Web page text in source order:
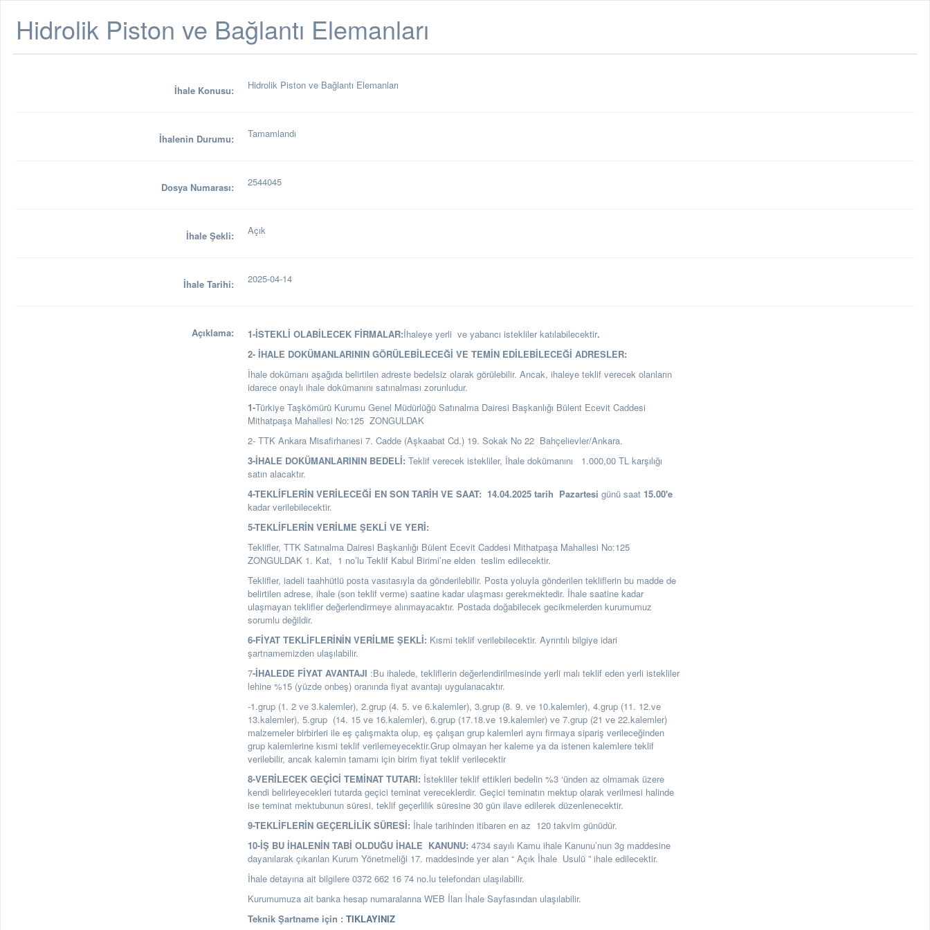
Hidrolik Piston ve Bağlantı Elemanları
İhale Konusu: Hidrolik Piston ve Bağlantı Elemanları
İhalenin Durumu: Tamamlandı
Dosya Numarası: 2544045
İhale Şekli: Açık
İhale Tarihi: 2025-04-14
Açıklama: 1-İSTEKLİ OLABİLECEK FİRMALAR:İhaleye yerli ve yabancı istekliler katılabilecektir.
2- İHALE DOKÜMANLARININ GÖRÜLEBİLECEĞİ VE TEMİN EDİLEBİLECEĞİ ADRESLER:
İhale dokümanı aşağıda belirtilen adreste bedelsiz olarak görülebilir. Ancak, ihaleye teklif verecek olanların
idarece onaylı ihale dokümanını satınalması zorunludur.
1-Türkiye Taşkömürü Kurumu Genel Müdürlüğü Satınalma Dairesi Başkanlığı Bülent Ecevit Caddesi
Mithatpaşa Mahallesi No:125 ZONGULDAK
2- TTK Ankara Misafirhanesi 7. Cadde (Aşkaabat Cd.) 19. Sokak No 22 Bahçelievler/Ankara.
3-İHALE DOKÜMANLARININ BEDELİ: Teklif verecek istekliler, İhale dokümanını 1.000,00 TL karşılığı
satın alacaktır.
4-TEKLİFLERİN VERİLECEĞİ EN SON TARİH VE SAAT: 14.04.2025 tarih Pazartesi günü saat 15.00'e
kadar verilebilecektir.
5-TEKLİFLERİN VERİLME ŞEKLİ VE YERİ:
Teklifler, TTK Satınalma Dairesi Başkanlığı Bülent Ecevit Caddesi Mithatpaşa Mahallesi No:125
ZONGULDAK 1. Kat, 1 no’lu Teklif Kabul Birimi’ne elden teslim edilecektir.
Teklifler, iadeli taahhütlü posta vasıtasıyla da gönderilebilir. Posta yoluyla gönderilen tekliflerin bu madde de
belirtilen adrese, ihale (son teklif verme) saatine kadar ulaşması gerekmektedir. İhale saatine kadar
ulaşmayan teklifler değerlendirmeye alınmayacaktır. Postada doğabilecek gecikmelerden kurumumuz
sorumlu değildir.
6-FİYAT TEKLİFLERİNİN VERİLME ŞEKLİ: Kısmi teklif verilebilecektir. Ayrıntılı bilgiye idari
şartnamemizden ulaşılabilir.
7-İHALEDE FİYAT AVANTAJI :Bu ihalede, tekliflerin değerlendirilmesinde yerli malı teklif eden yerli istekliler
lehine %15 (yüzde onbeş) oranında fiyat avantajı uygulanacaktır.
-1.grup (1. 2 ve 3.kalemler), 2.grup (4. 5. ve 6.kalemler), 3.grup (8. 9. ve 10.kalemler), 4.grup (11. 12.ve
13.kalemler), 5.grup (14. 15 ve 16.kalemler), 6.grup (17.18.ve 19.kalemler) ve 7.grup (21 ve 22.kalemler)
malzemeler birbirleri ile eş çalışmakta olup, eş çalışan grup kalemleri aynı firmaya sipariş verileceğinden
grup kalemlerine kısmi teklif verilemeyecektir.Grup olmayan her kaleme ya da istenen kalemlere teklif
verilebilir, ancak kalemin tamamı için birim fiyat teklif verilecektir
8-VERİLECEK GEÇİCİ TEMİNAT TUTARI: İstekliler teklif ettikleri bedelin %3 ‘ünden az olmamak üzere
kendi belirleyecekleri tutarda geçici teminat vereceklerdir. Geçici teminatın mektup olarak verilmesi halinde
ise teminat mektubunun süresi, teklif geçerlilik süresine 30 gün ilave edilerek düzenlenecektir.
9-TEKLİFLERİN GEÇERLİLİK SÜRESİ: İhale tarihinden itibaren en az 120 takvim günüdür.
10-İŞ BU İHALENİN TABİ OLDUĞU İHALE KANUNU: 4734 sayılı Kamu ihale Kanunu’nun 3g maddesine
dayanılarak çıkarılan Kurum Yönetmeliği 17. maddesinde yer alan “ Açık İhale Usulü ” ihale edilecektir.
İhale detayına ait bilgilere 0372 662 16 74 no.lu telefondan ulaşılabilir.
Kurumumuza ait banka hesap numaralarına WEB İlan İhale Sayfasından ulaşılabilir.
Teknik Şartname için : TIKLAYINIZ